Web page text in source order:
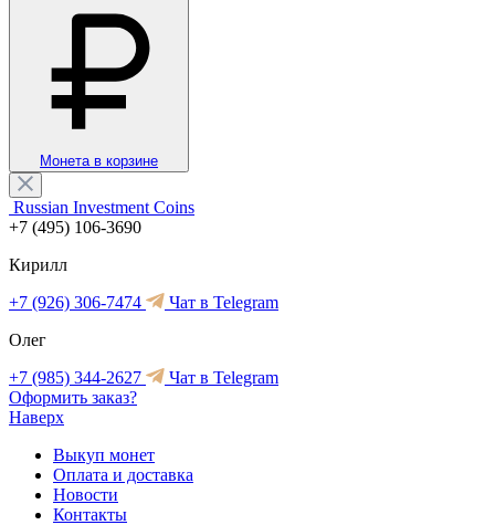
Монета в корзине
Russian Investment Coins
+7 (495) 106-3690
Кирилл
+7 (926) 306-7474
Чат в Telegram
Олег
+7 (985) 344-2627
Чат в Telegram
Оформить заказ?
Наверх
Выкуп монет
Оплата и доставка
Новости
Контакты